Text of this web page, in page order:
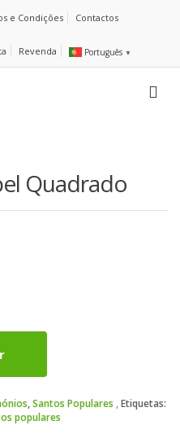
e Condições Contactos
Revenda Português ▼
Quadrado
,Santos Populares Etiquetas:
populares